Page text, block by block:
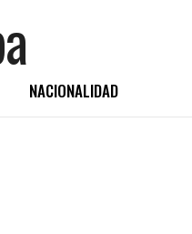
NACIONALIDAD